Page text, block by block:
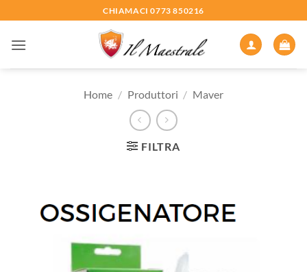
ai
contenuti
CHIAMACI 0773 850216
Home / Produttori / Maver
FILTRA